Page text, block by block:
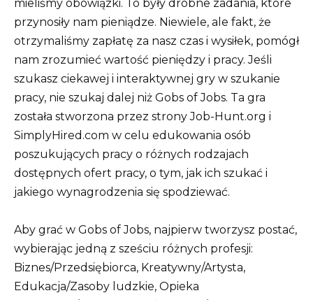
mieliśmy obowiązki. To były drobne zadania, które
przynosiły nam pieniądze. Niewiele, ale fakt, że
otrzymaliśmy zapłatę za nasz czas i wysiłek, pomógł
nam zrozumieć wartość pieniędzy i pracy. Jeśli
szukasz ciekawej i interaktywnej gry w szukanie
pracy, nie szukaj dalej niż Gobs of Jobs. Ta gra
została stworzona przez strony Job-Hunt.org i
SimplyHired.com w celu edukowania osób
poszukujących pracy o różnych rodzajach
dostępnych ofert pracy, o tym, jak ich szukać i
jakiego wynagrodzenia się spodziewać.
Aby grać w Gobs of Jobs, najpierw tworzysz postać,
wybierając jedną z sześciu różnych profesji:
Biznes/Przedsiębiorca, Kreatywny/Artysta,
Edukacja/Zasoby ludzkie, Opieka